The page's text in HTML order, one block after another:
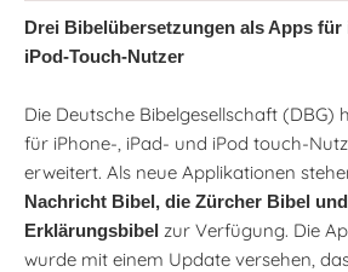
Drei Bibelübersetzungen als Apps für
iPod-Touch-Nutzer
Die Deutsche Bibelgesellschaft
für iPhone-, iPad- und iPod touch-
erweitert. Als neue Applikationen
Nachricht Bibel, die Zürcher Bibel
Erklärungsbibel zur Verfügung. Die
wurde mit einem Update versehen,